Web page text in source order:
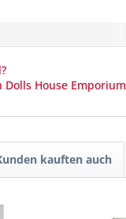
House Emporium
kauften auch